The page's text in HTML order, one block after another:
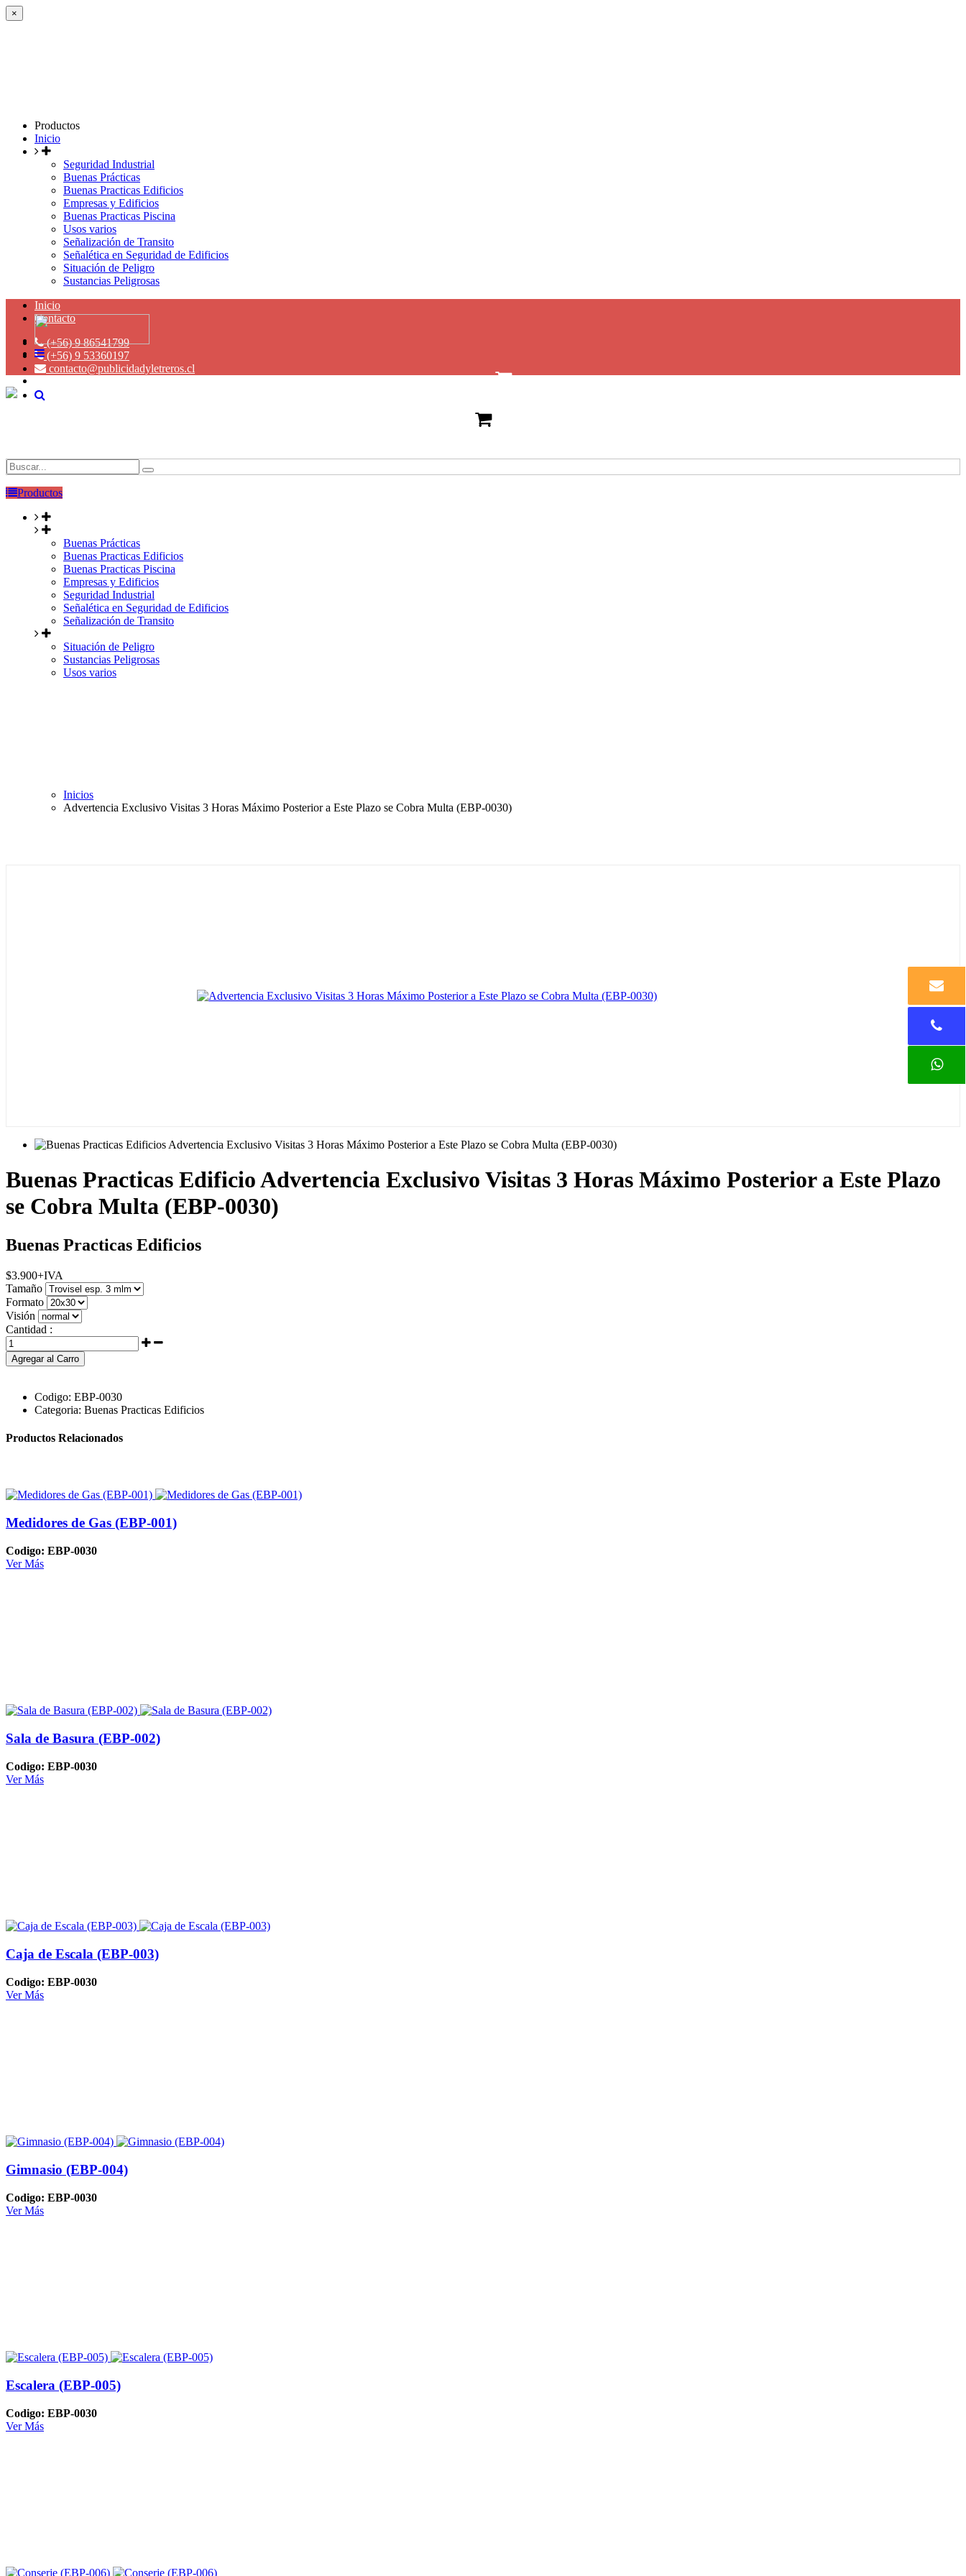
×
Productos
Inicio
Seguridad Industrial
Buenas Prácticas
Buenas Practicas Edificios
Empresas y Edificios
Buenas Practicas Piscina
Usos varios
Señalización de Transito
Señalética en Seguridad de Edificios
Situación de Peligro
Sustancias Peligrosas
Inicio
Contacto
(+56) 9 86541799
(+56) 9 53360197
contacto@publicidadyletreros.cl
Productos
Buenas Prácticas
Buenas Practicas Edificios
Buenas Practicas Piscina
Empresas y Edificios
Seguridad Industrial
Señalética en Seguridad de Edificios
Señalización de Transito
Situación de Peligro
Sustancias Peligrosas
Usos varios
Inicios
Advertencia Exclusivo Visitas 3 Horas Máximo Posterior a Este Plazo se Cobra Multa (EBP-0030)
Buenas Practicas Edificio Advertencia Exclusivo Visitas 3 Horas Máximo Posterior a Este Plazo
se Cobra Multa (EBP-0030)
Buenas Practicas Edificios
$3.900+IVA
Tamaño
Formato
Visión
Cantidad :
Agregar al Carro
Codigo: EBP-0030
Categoria: Buenas Practicas Edificios
Productos Relacionados
Medidores de Gas (EBP-001)
Codigo: EBP-0030
Ver Más
Sala de Basura (EBP-002)
Codigo: EBP-0030
Ver Más
Caja de Escala (EBP-003)
Codigo: EBP-0030
Ver Más
Gimnasio (EBP-004)
Codigo: EBP-0030
Ver Más
Escalera (EBP-005)
Codigo: EBP-0030
Ver Más